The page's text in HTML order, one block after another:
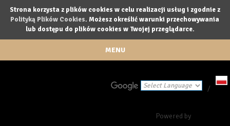
Strona korzysta z plików cookies w celu realizacji usług i zgodnie z
Polityką Plików Cookies. Możesz określić warunki przechowywania
lub dostępu do plików cookies w Twojej przeglądarce.
MENU
Powered by
/